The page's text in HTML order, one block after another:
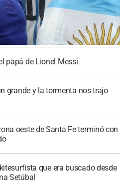
papá de Lionel Messi
grande y la tormenta nos trajo
oeste de Santa Fe terminó con
que era buscado desde
Setúbal